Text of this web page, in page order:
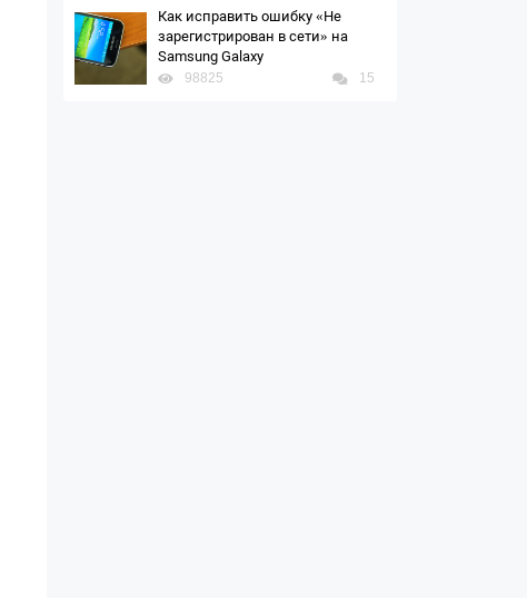
Как исправить ошибку «Не
зарегистрирован в сети» на
Samsung Galaxy
98825 15